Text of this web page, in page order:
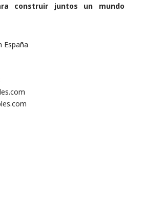
construir juntos un mundo
España